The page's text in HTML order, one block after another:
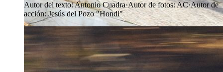
Autor del texto:Antonio Cuadra·Autor de fotos:AC·Autor de
acción: Jesús del Pozo "Hondi"